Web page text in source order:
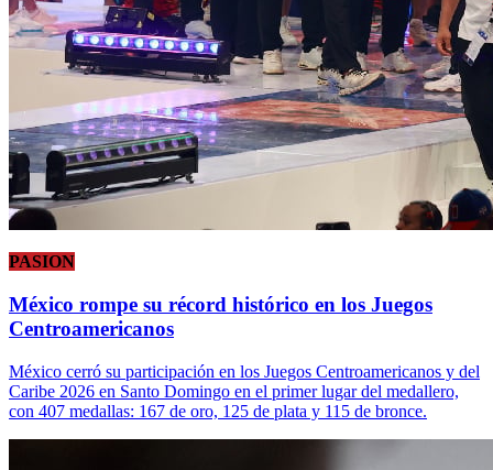
PASION
México rompe su récord histórico en los Juegos
Centroamericanos
México cerró su participación en los Juegos Centroamericanos y del
Caribe 2026 en Santo Domingo en el primer lugar del medallero,
con 407 medallas: 167 de oro, 125 de plata y 115 de bronce.